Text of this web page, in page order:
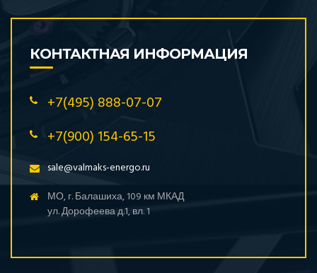
КОНТАКТНАЯ ИНФОРМАЦИЯ
+7(495) 888-07-07
+7(900) 154-65-15
sale@valmaks-energo.ru
МО, г. Балашиха, 109 км МКАД
ул. Дорофеева д.1, вл. 1